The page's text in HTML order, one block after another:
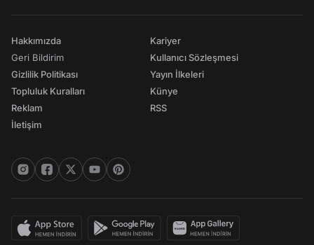
Hakkımızda
Geri Bildirim
Gizlilik Politikası
Topluluk Kuralları
Reklam
İletişim
Kariyer
Kullanıcı Sözleşmesi
Yayın İlkeleri
Künye
RSS